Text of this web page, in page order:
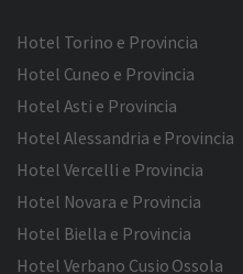
Hotel Torino e Provincia
Hotel Cuneo e Provincia
Hotel Asti e Provincia
Hotel Alessandria e Provincia
Hotel Vercelli e Provincia
Hotel Novara e Provincia
Hotel Biella e Provincia
Hotel Verbano Cusio Ossola